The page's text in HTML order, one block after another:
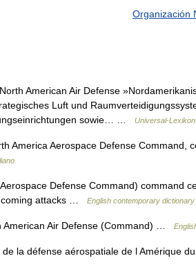
Organización
American Air Defense
Luft und
sowie… …
Universal-Lexikon
America Aerospace Defense Command,
Defense Command) command
attacks …
English contemporary dictionary
American Air Defense (Command) …
la défense aérospatiale de l Amérique du